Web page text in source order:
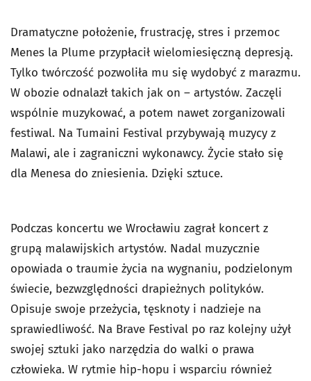
Dramatyczne położenie, frustrację, stres i przemoc
Menes la Plume przypłacił wielomiesięczną depresją.
Tylko twórczość pozwoliła mu się wydobyć z marazmu.
W obozie odnalazł takich jak on – artystów. Zaczęli
wspólnie muzykować, a potem nawet zorganizowali
festiwal. Na Tumaini Festival przybywają muzycy z
Malawi, ale i zagraniczni wykonawcy. Życie stało się
dla Menesa do zniesienia. Dzięki sztuce.
Podczas koncertu we Wrocławiu zagrał koncert z
grupą malawijskich artystów. Nadal muzycznie
opowiada o traumie życia na wygnaniu, podzielonym
świecie, bezwzględności drapieżnych polityków.
Opisuje swoje przeżycia, tęsknoty i nadzieje na
sprawiedliwość. Na Brave Festival po raz kolejny użył
swojej sztuki jako narzędzia do walki o prawa
człowieka. W rytmie hip-hopu i wsparciu również